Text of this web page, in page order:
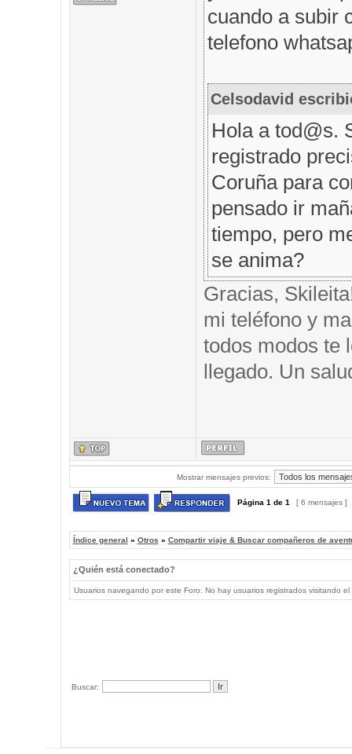
cuando a subir
telefono
Celsodavid
Hola a tod@s.
registrado
Coruña para
pensado ir
tiempo, pero
se anima?
Gracias,
mi teléfono y
todos modos te
llegado. Un
Mostrar mensajes previos:
Página 1 de 1 [ 6 mensajes ]
Índice general » Otros » Compartir viaje & Buscar compañeros de
¿Quién está conectado?
Usuarios navegando por este Foro: No hay usuarios registrados visitando
Buscar: